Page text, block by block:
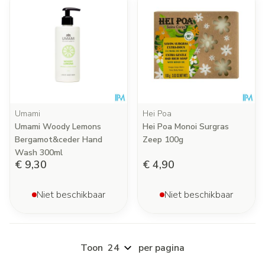
Umami
Umami Woody Lemons
Bergamot&ceder Hand
Wash 300ml
€ 9,30
Niet beschikbaar
Hei Poa
Hei Poa Monoi Surgras
Zeep 100g
€ 4,90
Niet beschikbaar
Toon per pagina